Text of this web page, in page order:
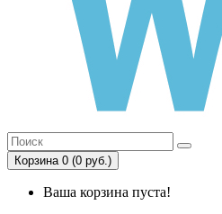
Корзина 0 (0 руб.)
Ваша корзина пуста!